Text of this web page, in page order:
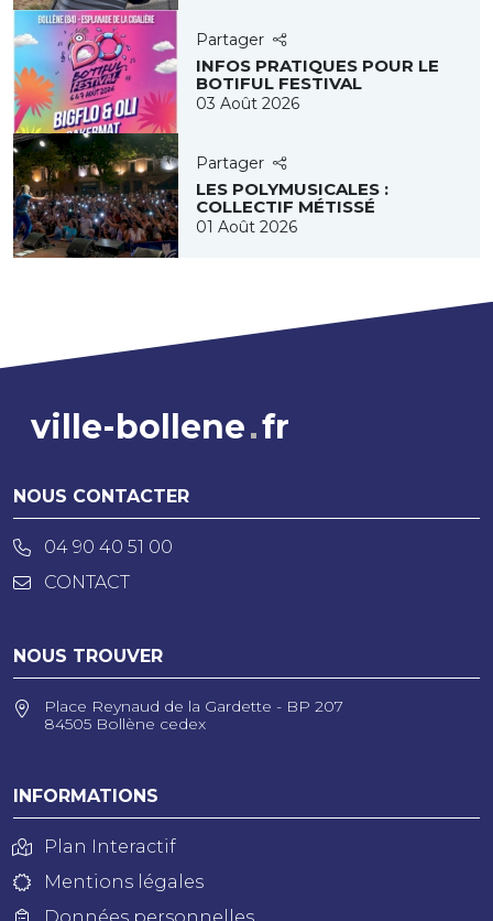
Partager
INFOS PRATIQUES POUR LE
BOTIFUL FESTIVAL
03 Août 2026
Partager
LES POLYMUSICALES :
COLLECTIF MÉTISSÉ
01 Août 2026
ville-bollene fr
NOUS CONTACTER
04 90 40 51 00
CONTACT
NOUS TROUVER
Place Reynaud de la Gardette - BP 207
84505 Bollène cedex
INFORMATIONS
Plan Interactif
Mentions légales